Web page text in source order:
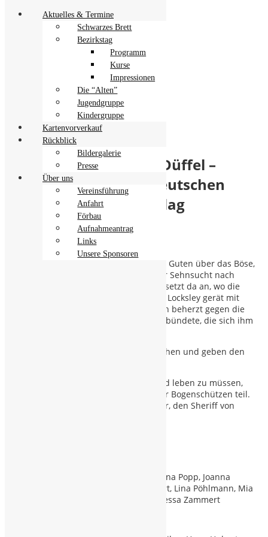
Kindergruppe
Saison 2026
Robin Hood
– von John von Düffel –
erschienen im Deutschen
Theaterverlag
Robin Hood steht für den Triumph des Guten über das Böse,
für Freundschaft und Loyalität und der Sehnsucht nach
einem freien Leben. Diese Geschichte setzt da an, wo die
Legende beginnt. Der junge Robin von Locksley gerät mit
dem Gesetz in Konflikt. Robin stellt sich beherzt gegen die
Ungerechtigkeit und er findet viele Verbündete, die sich ihm
Ihr Wahlspruch “Wir nehmen den Reichen und geben den
Trotz der Gefahr, als vogelfreie im Wald leben zu müssen,
nimmt Robin an einem Wettbewerb für Bogenschützen teil.
Er trifft auf seinen großen Widersacher, den Sheriff von
: Nico Herold, Lina Grund, Luna Popp, Joanna
Nittke, Marie Nittke, Benjamin Zammert, Lina Pöhlmann, Mia
Frisch, Jaron Müller, Svea Pöhlmann, Tessa Zammert
Aktuelles & Termine
Schwarzes Brett
Bezirkstag
Programm
Kurse
Impressionen
Die “Alten”
Jugendgruppe
Kindergruppe
Kartenvorverkauf
Rückblick
Bildergalerie
Presse
Über uns
Vereinsführung
Anfahrt
Förbau
Aufnahmeantrag
Links
Unsere Sponsoren